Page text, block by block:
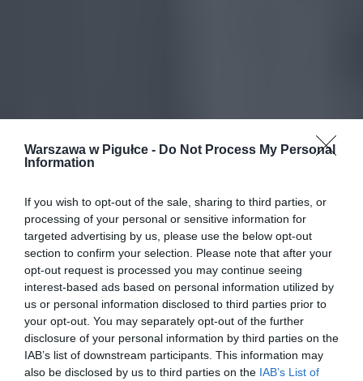
Warszawa w Pigułce - Do Not Process My Personal
Information
If you wish to opt-out of the sale, sharing to third parties, or
processing of your personal or sensitive information for
targeted advertising by us, please use the below opt-out
section to confirm your selection. Please note that after your
opt-out request is processed you may continue seeing
interest-based ads based on personal information utilized by
us or personal information disclosed to third parties prior to
your opt-out. You may separately opt-out of the further
disclosure of your personal information by third parties on the
IAB’s list of downstream participants. This information may
also be disclosed by us to third parties on the IAB’s List of